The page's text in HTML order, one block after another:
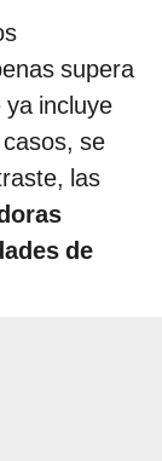
supera
ya incluye
se
las
de